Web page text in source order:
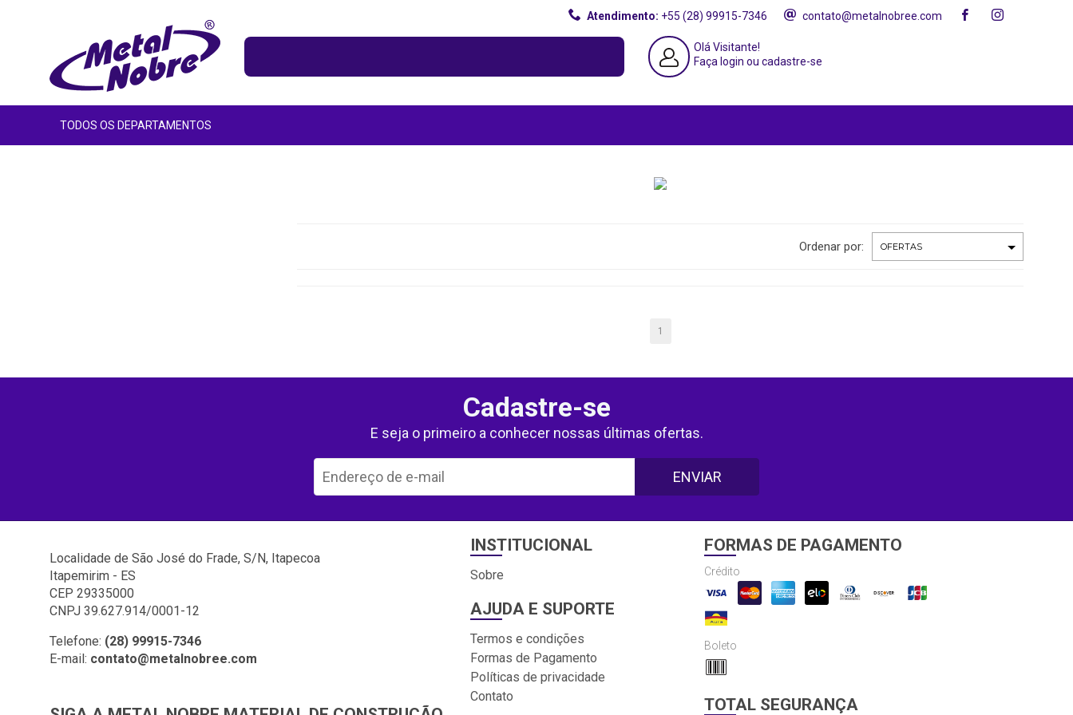
Atendimento: +55 (28) 99915-7346 contato@metalnobree.com
Olá Visitante!
Faça login ou cadastre-se
TODOS OS DEPARTAMENTOS
Ordenar por:
1
Cadastre-se
E seja o primeiro a conhecer nossas últimas ofertas.
ENVIAR
Localidade de São José do Frade, S/N, Itapecoa
Itapemirim - ES
CEP 29335000
CNPJ 39.627.914/0001-12
Telefone: (28) 99915-7346
E-mail: contato@metalnobree.com
INSTITUCIONAL
Sobre
AJUDA E SUPORTE
Termos e condições
Formas de Pagamento
Políticas de privacidade
Contato
FORMAS DE PAGAMENTO
Crédito
Boleto
TOTAL SEGURANÇA